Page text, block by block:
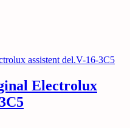
Electrolux